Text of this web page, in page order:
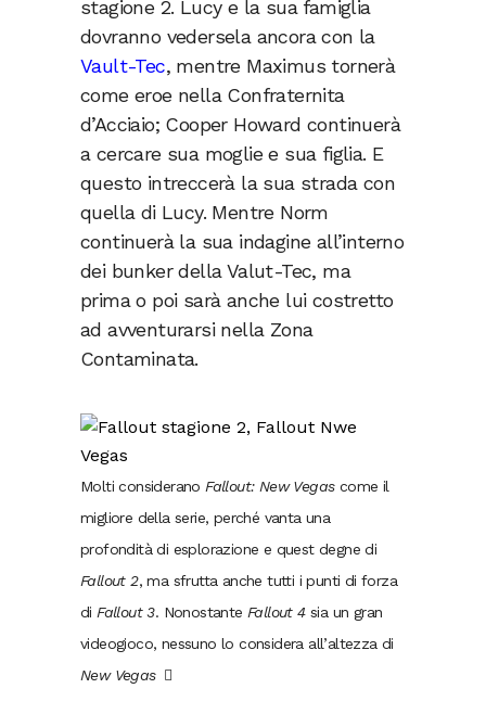
stagione 2. Lucy e la sua famiglia
dovranno vedersela ancora con la
Vault-Tec, mentre Maximus tornerà
come eroe nella Confraternita
d’Acciaio; Cooper Howard continuerà
a cercare sua moglie e sua figlia. E
questo intreccerà la sua strada con
quella di Lucy. Mentre Norm
continuerà la sua indagine all’interno
dei bunker della Valut-Tec, ma
prima o poi sarà anche lui costretto
ad avventurarsi nella Zona
Contaminata.
Molti considerano Fallout: New Vegascome il
migliore della serie, perché vanta una
profondità di esplorazione e quest degne di
Fallout 2, ma sfrutta anche tutti i punti di forza
di Fallout 3. Nonostante Fallout 4sia un gran
videogioco, nessuno lo considera all’altezza di
New Vegas